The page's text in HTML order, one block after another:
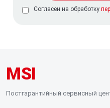
Согласен на обработку
MSI
Постгарантийный сервисный